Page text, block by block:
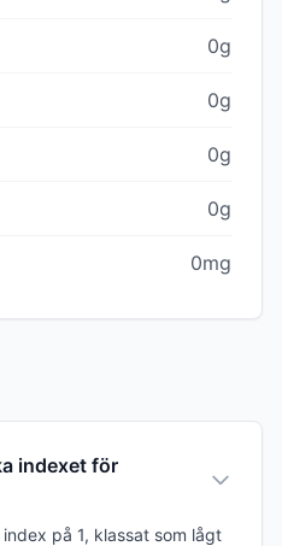
0g
0g
0g
0g
0mg
indexet för
på 1, klassat som lågt